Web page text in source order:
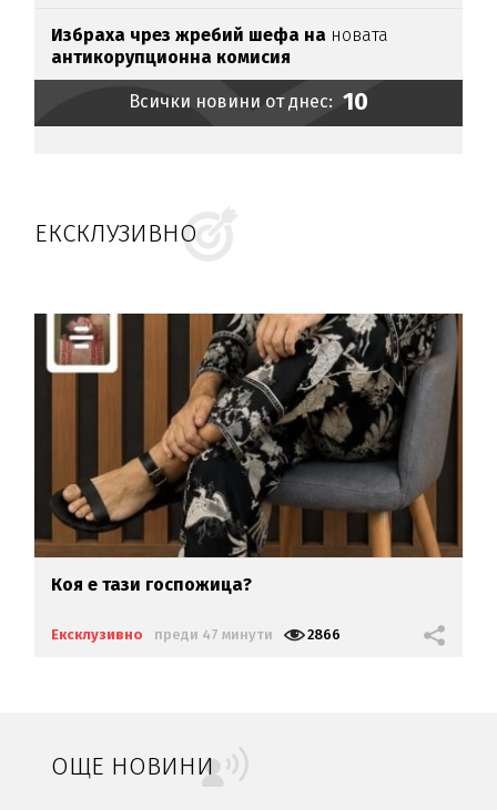
Избраха чрез жребий шефа на новата
антикорупционна комисия
Всички новини от днес: 10
ЕКСКЛУЗИВНО
Коя е тази госпожица?
Ексклузивно преди 47 минути 2866
ОЩЕ НОВИНИ